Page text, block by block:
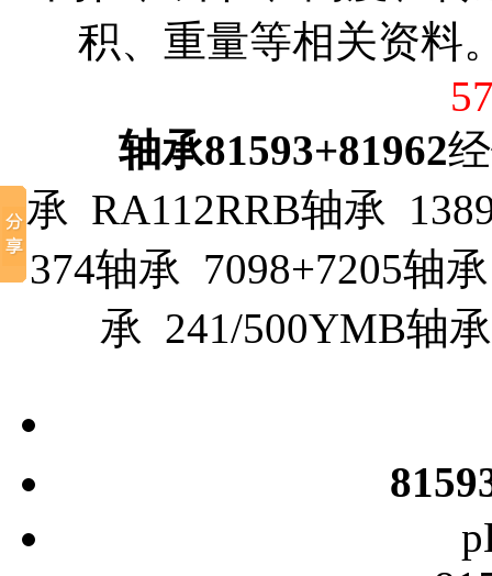
积、重量等相关资料
轴承81593+81962
承 RA112RRB轴承
374轴承 7098+7205轴
承 241/500YMB轴